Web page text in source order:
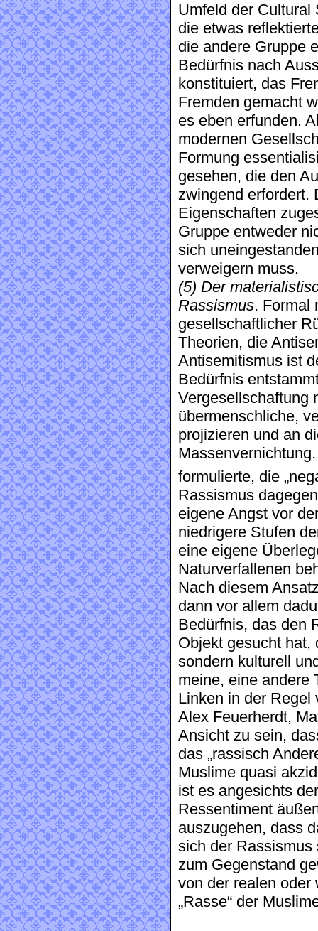
Umfeld der Cultural
die etwas
die andere Gruppe
Bedürfnis nach
konstituiert, das
Fremden gemacht
es eben erfunden.
modernen
Formung
gesehen, die den
zwingend erfordert.
Eigenschaften
Gruppe entweder
sich
verweigern muss.
(5) Der
Rassismus. Formal
gesellschaftlicher
Theorien, die
Antisemitismus ist
Bedürfnis
Vergesellschaftung
übermenschliche,
projizieren und an
formulierte, die
Rassismus
eigene Angst vor
niedrigere Stufen
eine eigene
Naturverfallenen
Nach diesem
dann vor allem
Bedürfnis, das den
Objekt gesucht hat,
sondern kulturell
meine, eine andere
Linken in der Regel
Alex Feuerherdt,
Ansicht zu sein,
das „rassisch
Muslime quasi
ist es angesichts
Ressentiment
auszugehen, dass
sich der
zum Gegenstand
von der realen oder
„Rasse“ der